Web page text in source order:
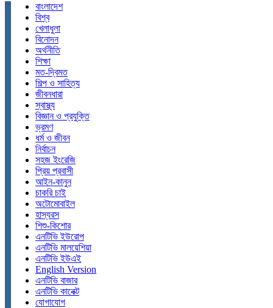
বাংলাদেশ
বিশ্ব
খেলাধুলা
বিনোদন
অর্থনীতি
শিক্ষা
মত-দ্বিমত
শিল্প ও সাহিত্য
জীবনধারা
স্বাস্থ্য
বিজ্ঞান ও প্রযুক্তি
ভ্রমণ
ধর্ম ও জীবন
নির্বাচন
সহজ ইংরেজি
প্রিয় প্রবাসী
আইন-কানুন
চাকরি চাই
অটোমোবাইল
হাস্যরস
শিশু-কিশোর
এনটিভি ইউরোপ
এনটিভি মালয়েশিয়া
এনটিভি ইউএই
English Version
এনটিভি বাজার
এনটিভি কানেক্ট
যোগাযোগ